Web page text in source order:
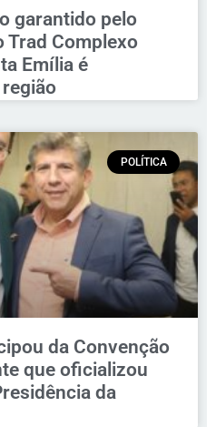
garantido pelo
Trad Complexo
Emília é
POLÍTICA
da Convenção
que oficializou
da